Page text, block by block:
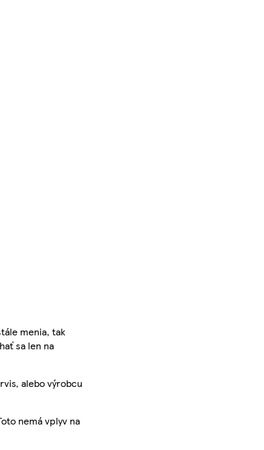
menia, tak
sa len na
alebo výrobcu
nemá vplyv na